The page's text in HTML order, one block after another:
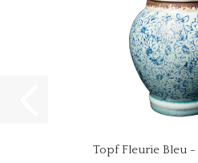
Topf Fleurie Bleu -